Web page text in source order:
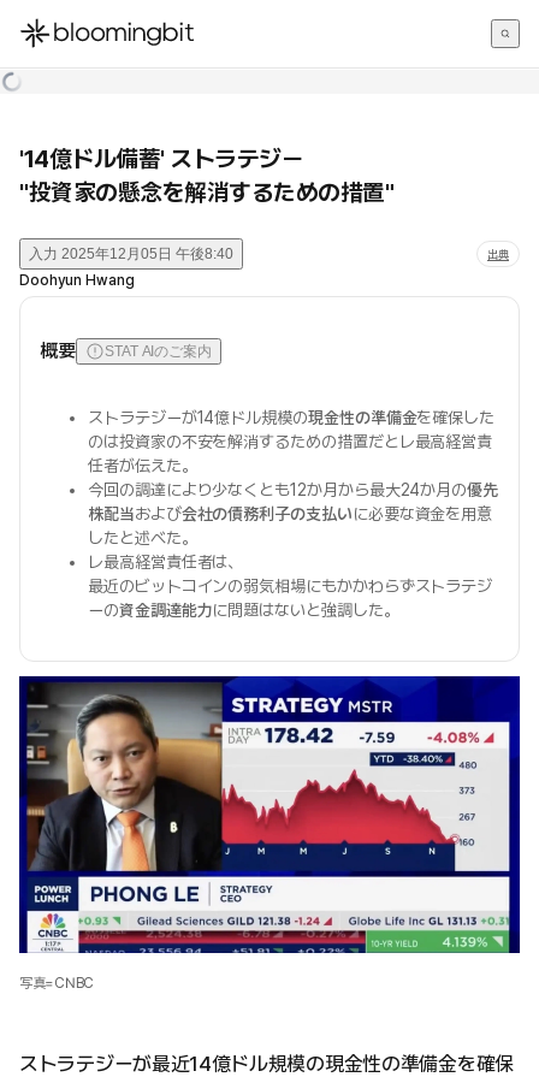
한국어
'14億ドル備蓄' ストラテジー
"投資家の懸念を解消するための措置"
入力 2025年12月05日 午後8:40 出典
Doohyun Hwang
概要 STAT AIのご案内
ストラテジーが14億ドル規模の現金性の準備金を確保した
のは投資家の不安を解消するための措置だとレ最高経営責
任者が伝えた。
今回の調達により少なくとも12か月から最大24か月の優先
株配当および会社の債務利子の支払いに必要な資金を用意
したと述べた。
レ最高経営責任者は、
最近のビットコインの弱気相場にもかかわらずストラテジ
ーの資金調達能力に問題はないと強調した。
写真=CNBC
ストラテジーが最近14億ドル規模の現金性の準備金を確保